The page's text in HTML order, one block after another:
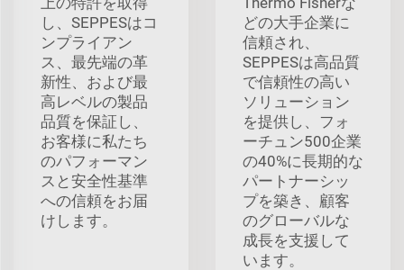
し、SEPPESはコ
ンプライアン
ス、最先端の革
新性、および最
高レベルの製品
品質を保証し、
お客様に私たち
のパフォーマン
スと安全性基準
への信頼をお届
けします。
どの大手企業に
信頼され、
SEPPESは高品質
で信頼性の高い
ソリューション
を提供し、フォ
ーチュン500企業
の40%に長期的な
パートナーシッ
プを築き、顧客
のグローバルな
成長を支援して
います。